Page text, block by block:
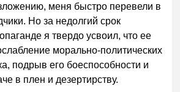
меня быстро перевели в
Но за недолгий срок
я твердо усвоил, что ее
морально-политических
подрыв его боеспособности и
в плен и дезертирству.